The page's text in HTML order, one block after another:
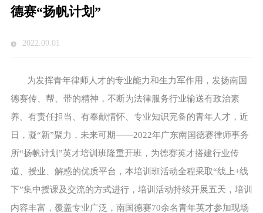
德赛“扬帆计划”
2022.09.01
为发挥青年律师人才的专业能力和生力军作用，发扬南国
德赛传、帮、带的精神，不断为法律服务行业输送有政治素
养、有责任担当、有奉献情怀、专业知识完备的青年人才，近
日，凝“新”聚力，未来可期——2022年广东南国德赛律师事务
所“扬帆计划”英才培训班隆重开班，为德赛英才搭建行业传
道、授业、解惑的优质平台，本培训班活动全程采取“线上+线
下”集中授课及交流的方式进行，培训活动持续开展五天，培训
内容丰富，覆盖专业广泛，南国德赛70余名青年英才参加现场